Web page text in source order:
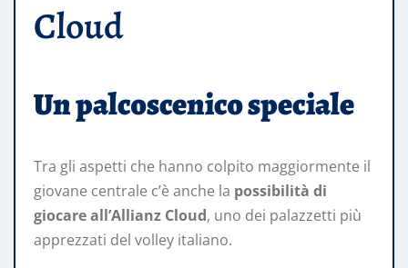
Cloud
Un palcoscenico speciale
Tra gli aspetti che hanno colpito maggiormente il
giovane centrale c’è anche la possibilità di
giocare all’Allianz Cloud, uno dei palazzetti più
apprezzati del volley italiano.